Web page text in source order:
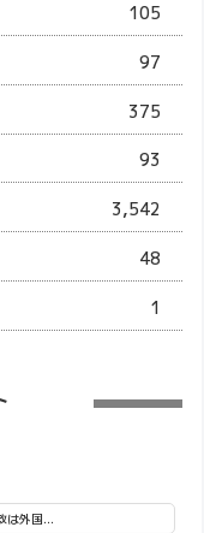
105
97
375
93
3,542
48
1
は外国...